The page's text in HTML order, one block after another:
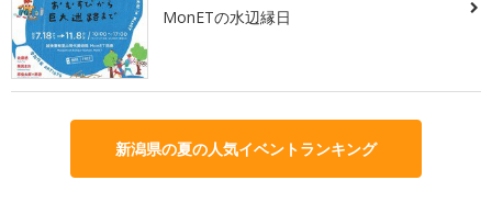
MonETの水辺縁日
新潟県の夏の人気イベントランキング